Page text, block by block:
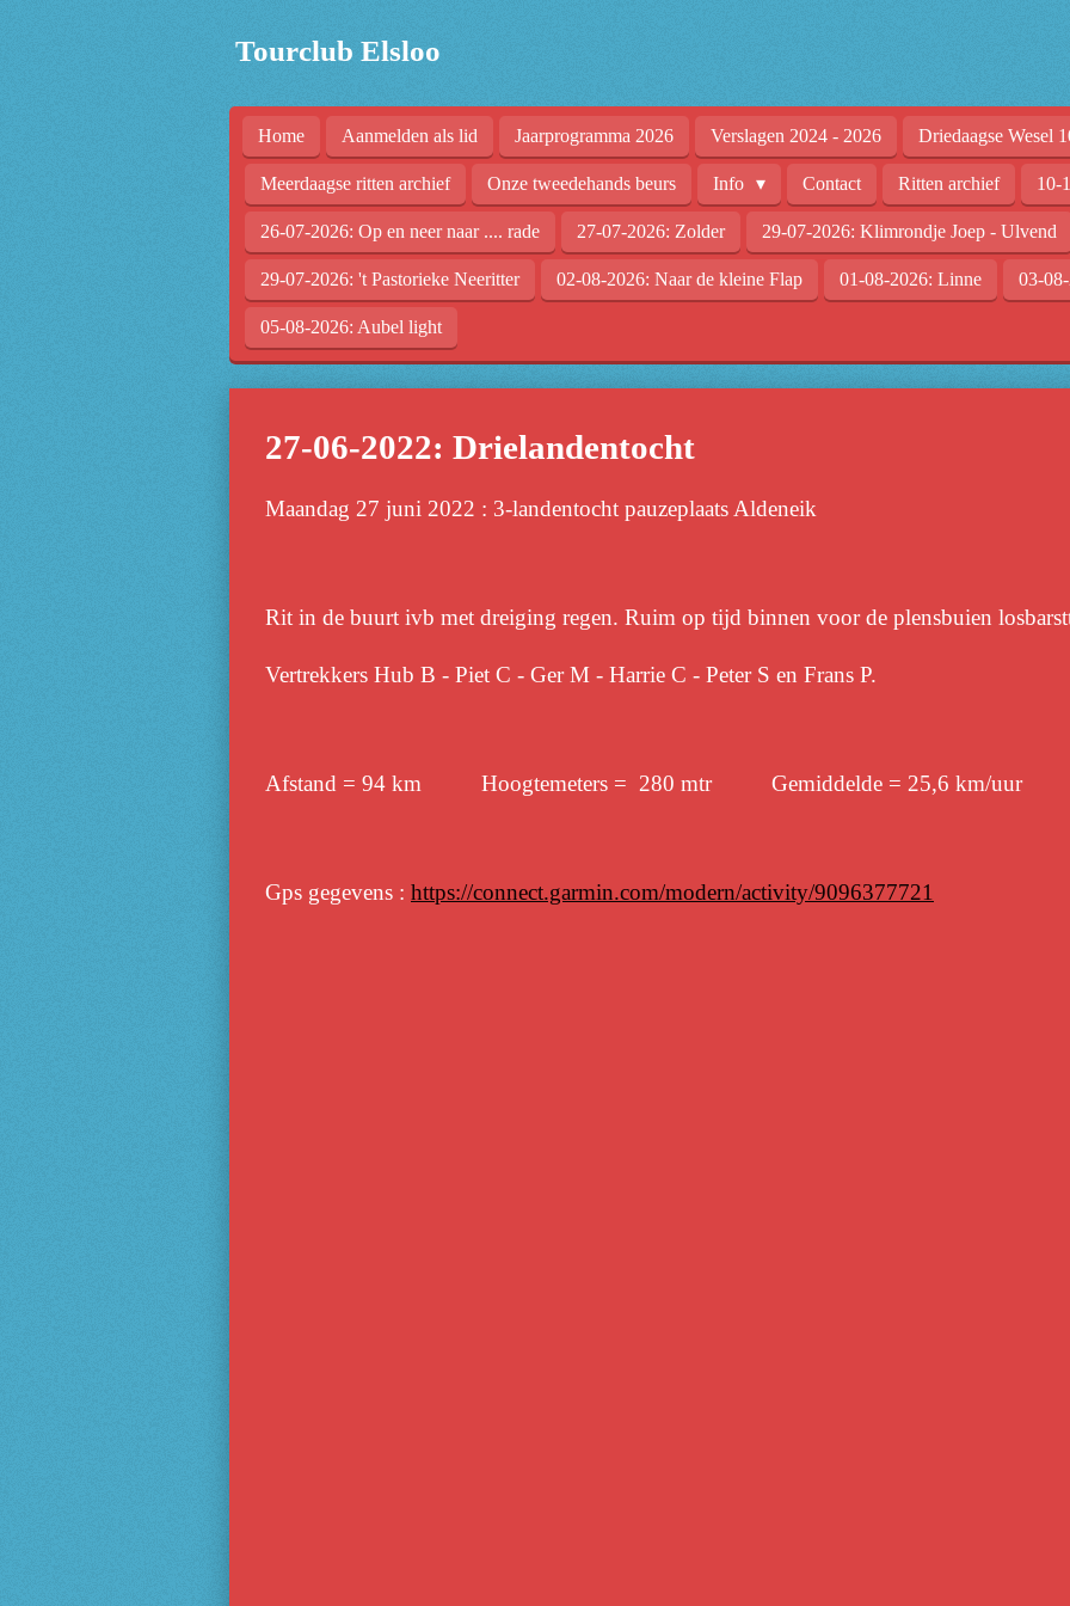
Tourclub Elsloo
Home Aanmelden als lid Jaarprogramma 2026 Verslagen 2024 - 2026 Driedaagse Wesel
Meerdaagse ritten archief Onze tweedehands beurs Info Contact Ritten archief 10-
26-07-2026: Op en neer naar .... rade 27-07-2026: Zolder 29-07-2026: Klimrondje Joep - Ulvend
29-07-2026: 't Pastorieke Neeritter 02-08-2026: Naar de kleine Flap 01-08-2026: Linne 03-
05-08-2026: Aubel light
27-06-2022: Drielandentocht
Maandag 27 juni 2022 : 3-landentocht pauzeplaats Aldeneik
Rit in de buurt ivb met dreiging regen. Ruim op tijd binnen voor de plensbuien
Vertrekkers Hub B - Piet C - Ger M - Harrie C - Peter S en Frans P.
Afstand = 94 km Hoogtemeters = 280 mtr Gemiddelde = 25,6 km/uur
Gps gegevens : https://connect.garmin.com/modern/activity/9096377721